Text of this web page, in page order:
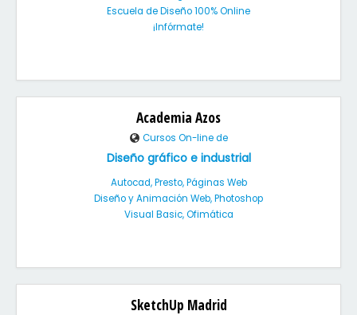
Escuela de Diseño 100% Online
¡Infórmate!
Academia Azos
Cursos On-line de
Diseño gráfico e industrial
Autocad, Presto, Páginas Web
Diseño y Animación Web, Photoshop
Visual Basic, Ofimática
SketchUp Madrid